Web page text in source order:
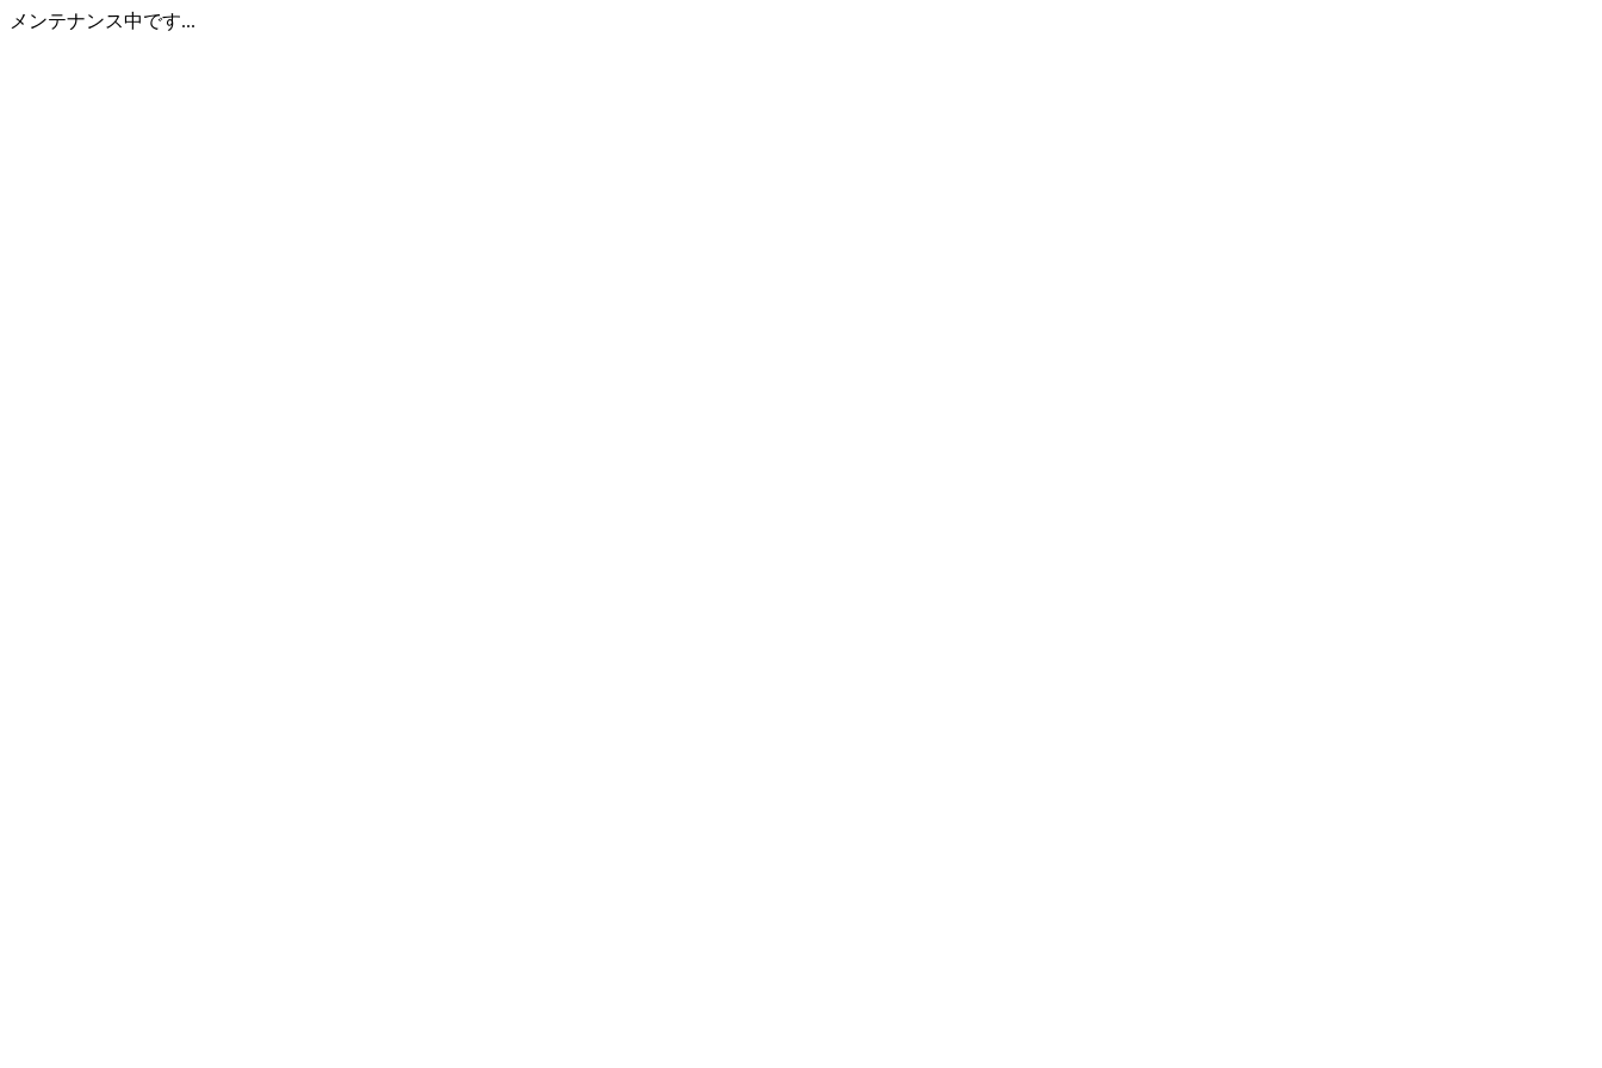
メンテナンス中です...